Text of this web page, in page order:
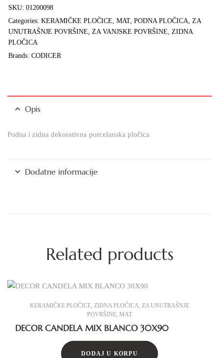
SKU: 01200098
Categories: KERAMIČKE PLOČICE, MAT, PODNA PLOČICA, ZA
UNUTRAŠNJE POVRŠINE, ZA VANJSKE POVRŠINE, ZIDNA
PLOČICA
Brands: CODICER
Opis
Podna i zidna dekorativna porcelanska pločica
Dodatne informacije
Related products
KERAMIČKE PLOČICE, ZIDNA PLOČICA, ZA UNUTRAŠNJE
POVRŠINE, MAT
DECOR CANDELA MIX BLANCO 30X90
DODAJ U KORPU